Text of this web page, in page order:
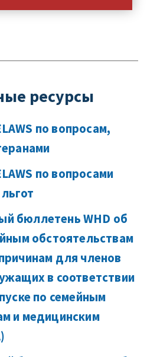
ресурсы
по вопросам,
по вопросами
бюллетень WHD об
обстоятельствам
для членов
в соответствии
по семейным
и медицинским